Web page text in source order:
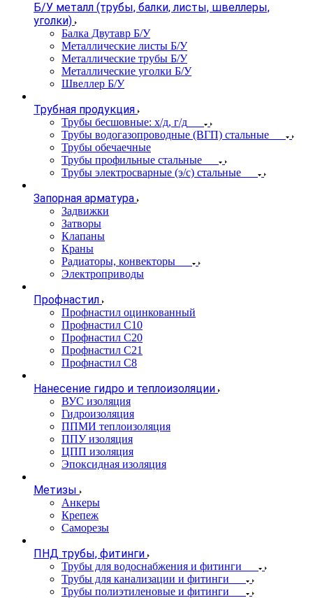
Б/У металл (трубы, балки, листы, швеллеры,
уголки)
Балка Двутавр Б/У
Металлические листы Б/У
Металлические трубы Б/У
Металлические уголки Б/У
Швеллер Б/У
Трубная продукция
Трубы бесшовные: х/д, г/д
Трубы водогазопроводные (ВГП) стальные
Трубы обечаечные
Трубы профильные стальные
Трубы электросварные (э/с) стальные
Запорная арматура
Задвижки
Затворы
Клапаны
Краны
Радиаторы, конвекторы
Электроприводы
Профнастил
Профнастил оцинкованный
Профнастил С10
Профнастил С20
Профнастил С21
Профнастил С8
Нанесение гидро и теплоизоляции
ВУС изоляция
Гидроизоляция
ППМИ теплоизоляция
ППУ изоляция
ЦПП изоляция
Эпоксидная изоляция
Метизы
Анкеры
Крепеж
Саморезы
ПНД трубы, фитинги
Трубы для водоснабжения и фитинги
Трубы для канализации и фитинги
Трубы полиэтиленовые и фитинги